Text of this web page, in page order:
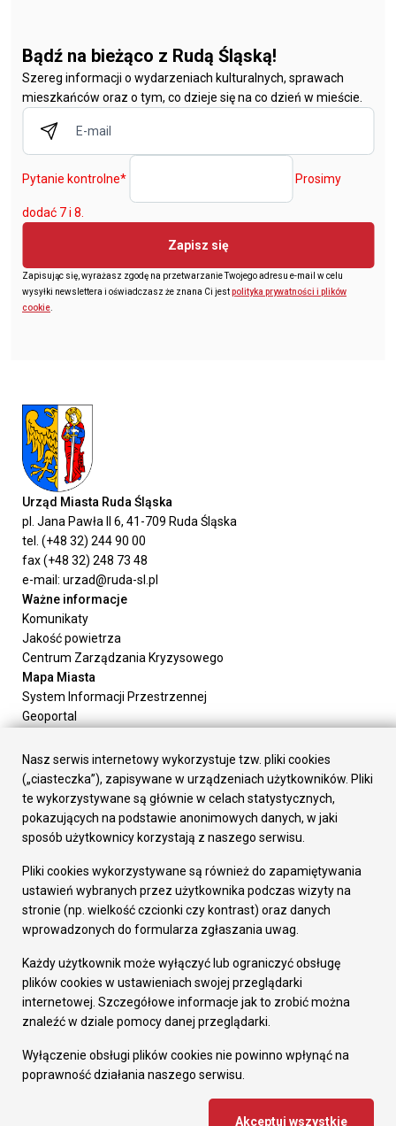
Bądź na bieżąco z Rudą Śląską!
Szereg informacji o wydarzeniach kulturalnych, sprawach
mieszkańców oraz o tym, co dzieje się na co dzień w mieście.
Pytanie kontrolne* Prosimy
dodać 7 i 8.
Zapisz się
Zapisując się, wyrażasz zgodę na przetwarzanie Twojego adresu e-mail w celu
wysyłki newslettera i oświadczasz że znana Ci jestpolityka prywatności i plików
cookie
Urząd Miasta Ruda Śląska
pl. Jana Pawła II 6, 41-709 Ruda Śląska
tel. (+48 32) 244 90 00
fax (+48 32) 248 73 48
e-mail: urzad@ruda-sl.pl
Ważne informacje
Komunikaty
Jakość powietrza
Centrum Zarządzania Kryzysowego
Mapa Miasta
System Informacji Przestrzennej
Geoportal
Załatw sprawę
Prezydent Miasta
Rada Miasta
Wydziały
Elektroniczna Skrzynka Podawcza
Gospodarka
Fundusze europejskie
Środki krajowe
Oferty inwestycyjne
Pozostałe
Deklaracja dostępności
Dane osobowe
Dodaj opinię o witrynie
Projekt i wdrożenie - MIGOMEDIA
Nasz serwis internetowy wykorzystuje tzw. pliki cookies
(„ciasteczka”), zapisywane w urządzeniach użytkowników. Pliki
te wykorzystywane są głównie w celach statystycznych,
pokazujących na podstawie anonimowych danych, w jaki
sposób użytkownicy korzystają z naszego serwisu.
Pliki cookies wykorzystywane są również do zapamiętywania
ustawień wybranych przez użytkownika podczas wizyty na
stronie (np. wielkość czcionki czy kontrast) oraz danych
wprowadzonych do formularza zgłaszania uwag.
Każdy użytkownik może wyłączyć lub ograniczyć obsługę
plików cookies w ustawieniach swojej przeglądarki
internetowej. Szczegółowe informacje jak to zrobić można
znaleźć w dziale pomocy danej przeglądarki.
Wyłączenie obsługi plików cookies nie powinno wpłynąć na
poprawność działania naszego serwisu.
Akceptuj wszystkie